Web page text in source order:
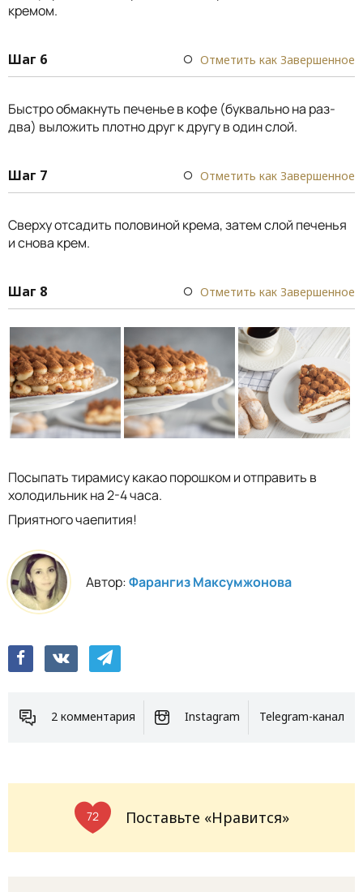
кремом.
Шаг 6 Отметить как Завершенное
Быстро обмакнуть печенье в кофе (буквально на раз-
два) выложить плотно друг к другу в один слой.
Шаг 7 Отметить как Завершенное
Сверху отсадить половиной крема, затем слой печенья
и снова крем.
Шаг 8 Отметить как Завершенное
Посыпать тирамису какао порошком и отправить в
холодильник на 2-4 часа.
Приятного чаепития!
Автор:Фарангиз Максумжонова
2 комментария Instagram Telegram-канал
72 Поставьте «Нравится»